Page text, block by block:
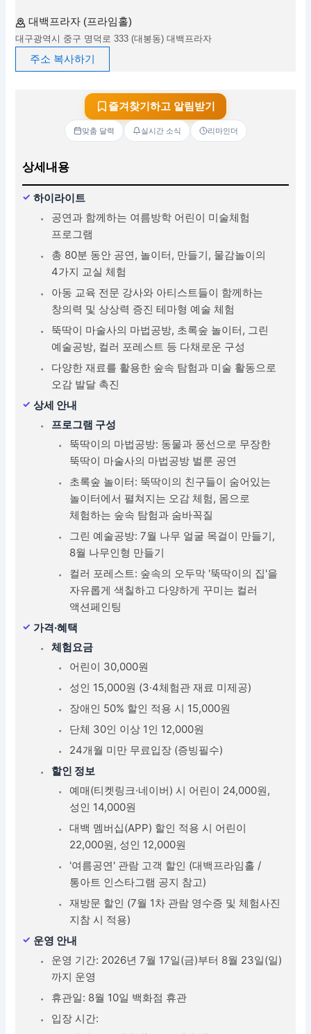
대백프라자 (프라임홀)
대구광역시 중구 명덕로 333 (대봉동) 대백프라자
주소 복사하기
즐겨찾기하고 알림받기
맞춤 달력 실시간 소식 리마인더
상세내용
하이라이트
공연과 함께하는 여름방학 어린이 미술체험
프로그램
총 80분 동안 공연, 놀이터, 만들기, 물감놀이의
4가지 교실 체험
아동 교육 전문 강사와 아티스트들이 함께하는
창의력 및 상상력 증진 테마형 예술 체험
뚝딱이 마술사의 마법공방, 초록숲 놀이터, 그린
예술공방, 컬러 포레스트 등 다채로운 구성
다양한 재료를 활용한 숲속 탐험과 미술 활동으로
오감 발달 촉진
상세 안내
프로그램 구성
뚝딱이의 마법공방: 동물과 풍선으로 무장한
뚝딱이 마술사의 마법공방 벌룬 공연
초록숲 놀이터: 뚝딱이의 친구들이 숨어있는
놀이터에서 펼쳐지는 오감 체험, 몸으로
체험하는 숲속 탐험과 숨바꼭질
그린 예술공방: 7월 나무 얼굴 목걸이 만들기,
8월 나무인형 만들기
컬러 포레스트: 숲속의 오두막 '뚝딱이의 집'을
자유롭게 색칠하고 다양하게 꾸미는 컬러
액션페인팅
가격·혜택
체험요금
어린이 30,000원
성인 15,000원 (3·4체험관 재료 미제공)
장애인 50% 할인 적용 시 15,000원
단체 30인 이상 1인 12,000원
24개월 미만 무료입장 (증빙필수)
할인 정보
예매(티켓링크·네이버) 시 어린이 24,000원,
성인 14,000원
대백 멤버십(APP) 할인 적용 시 어린이
22,000원, 성인 12,000원
'여름공연' 관람 고객 할인 (대백프라임홀 /
통아트 인스타그램 공지 참고)
재방문 할인 (7월 1차 관람 영수증 및 체험사진
지참 시 적용)
운영 안내
운영 기간: 2026년 7월 17일(금)부터 8월 23일(일)
까지 운영
휴관일: 8월 10일 백화점 휴관
입장 시간: